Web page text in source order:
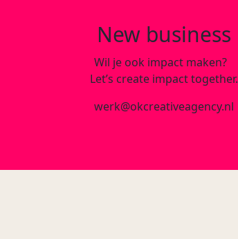
New business
Wil je ook impact maken?
Let’s create impact together.
werk@okcreativeagency.nl